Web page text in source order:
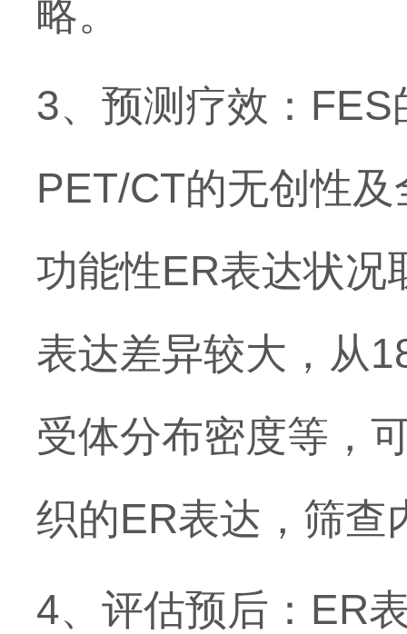
略。
3、预测疗效：
PET/CT的无创性
功能性ER表达状况
表达差异较大，从
受体分布密度等，
织的ER表达，筛查
4、评估预后：ER